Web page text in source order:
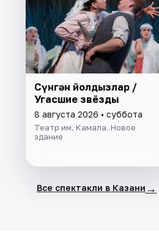
Cүнгән йолдызлар /
Угасшие звёзды
8 августа 2026 • суббота
Театр им. Камала. Новое
здание
Все спектакли в Казани →